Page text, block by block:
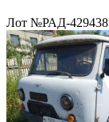
Лот №РАД-429438